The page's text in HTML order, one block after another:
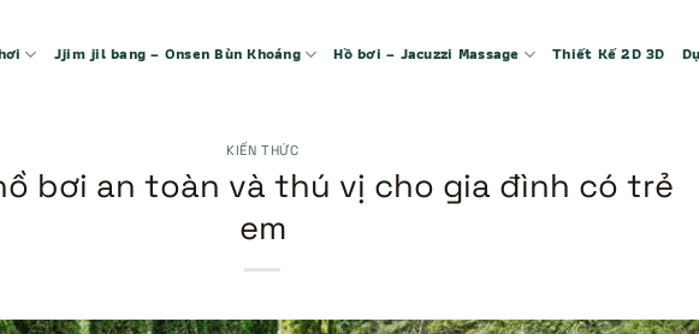
Jjim jil bang – Onsen Bùn Khoáng Hồ bơi – Jacuzzi Massage Thiết Kế 2D 3D
KIẾN THỨC
bơi an toàn và thú vị cho gia đình có trẻ
em